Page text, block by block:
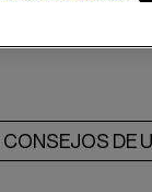
CONSEJOS DE